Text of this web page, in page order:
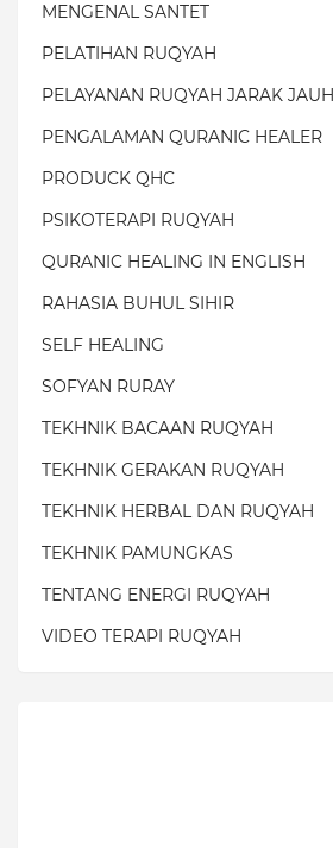
MENGENAL SANTET
PELATIHAN RUQYAH
PELAYANAN RUQYAH JARAK JAUH
PENGALAMAN QURANIC HEALER
PRODUCK QHC
PSIKOTERAPI RUQYAH
QURANIC HEALING IN ENGLISH
RAHASIA BUHUL SIHIR
SELF HEALING
SOFYAN RURAY
TEKHNIK BACAAN RUQYAH
TEKHNIK GERAKAN RUQYAH
TEKHNIK HERBAL DAN RUQYAH
TEKHNIK PAMUNGKAS
TENTANG ENERGI RUQYAH
VIDEO TERAPI RUQYAH